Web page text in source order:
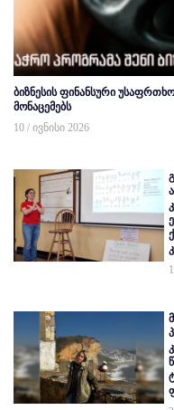
ბიზნესის ფინანსური
მონაცემებს
10 / ივნისი 2026